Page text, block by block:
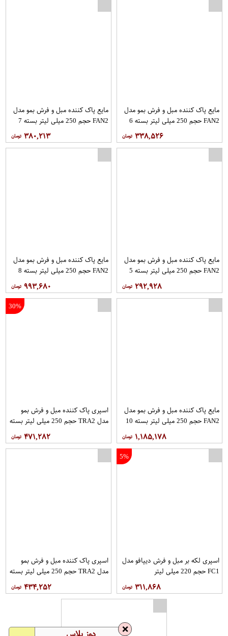
مایع پاک کننده مبل و فرش بمو مدل
FAN2 حجم 250 میلی لیتر بسته 6
۳۳۸,۵۲۶
مایع پاک کننده مبل و فرش بمو مدل
FAN2 حجم 250 میلی لیتر بسته 7
۳۸۰,۲۱۳
مایع پاک کننده مبل و فرش بمو مدل
FAN2 حجم 250 میلی لیتر بسته 5
۲۹۲,۹۲۸
مایع پاک کننده مبل و فرش بمو مدل
FAN2 حجم 250 میلی لیتر بسته 8
۹۹۳,۶۸۰
مایع پاک کننده مبل و فرش بمو مدل
FAN2 حجم 250 میلی لیتر بسته 10
۱,۱۸۵,۱۷۸
30%
اسپری پاک کننده مبل و فرش بمو
مدل TRA2 حجم 250 میلی لیتر بسته
۴۷۱,۲۸۲
5%
اسپری لکه بر مبل و فرش دیپافو مدل
FC1 حجم 220 میلی لیتر
۳۱۱,۸۶۸
اسپری پاک کننده مبل و فرش بمو
مدل TRA2 حجم 250 میلی لیتر بسته
۴۳۴,۲۵۲
❌